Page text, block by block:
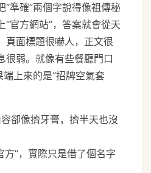
“準確”兩個字說得像祖傳秘
“官方網站”，答案就會從天
頁面標題很嚇人，正文很
很弱。就像有些餐廳門口
端上來的是“招牌空氣套
卻像擠牙膏，擠半天也沒
方”，實際只是借了個名字